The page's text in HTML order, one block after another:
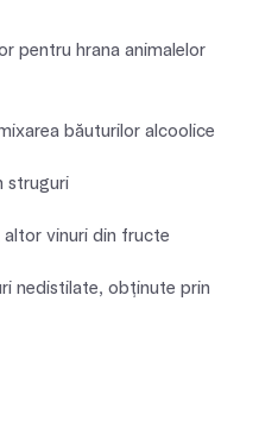
pentru hrana animalelor
băuturilor alcoolice
struguri
vinuri din fructe
nedistilate, obţinute prin